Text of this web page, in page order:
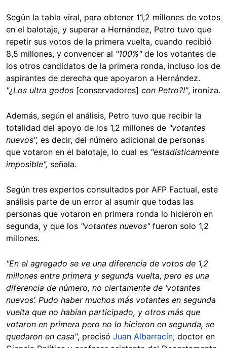
Según la tabla viral, para obtener 11,2 millones de votos
en el balotaje, y superar a Hernández, Petro tuvo que
repetir sus votos de la primera vuelta, cuando recibió
8,5 millones, y convencer al "100%"de los votantes de
los otros candidatos de la primera ronda, incluso los de
aspirantes de derecha que apoyaron a Hernández.
"¿Los ultra godos [conservadores] con Petro?!", ironiza.
Además, según el análisis, Petro tuvo que recibir la
totalidad del apoyo de los 1,2 millones de "votantes
nuevos", es decir, del número adicional de personas
que votaron en el balotaje, lo cual es "estadísticamente
imposible", señala.
Según tres expertos consultados por AFP Factual, este
análisis parte de un error al asumir que todas las
personas que votaron en primera ronda lo hicieron en
segunda, y que los "votantes nuevos" fueron solo 1,2
millones.
"En el agregado se ve una diferencia de votos de 1,2
millones entre primera y segunda vuelta, pero es una
diferencia de número, no ciertamente de ‘votantes
nuevos’. Pudo haber muchos más votantes en segunda
vuelta que no habían participado, y otros más que
votaron en primera pero no lo hicieron en segunda, se
quedaron en casa", precisó Juan Albarracín, doctor en